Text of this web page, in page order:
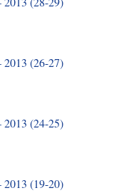
(26-27)
(24-25)
(19-20)